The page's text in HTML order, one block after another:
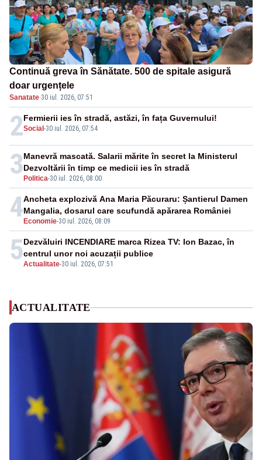
Continuă greva în Sănătate. 500 de spitale asigură
doar urgențele
Sanatate·30 iul. 2026, 07:51
2Social -30 iul. 2026, 07:54
Fermierii ies în stradă, astăzi, în fața Guvernului!
3 Politica-30 iul. 2026, 08:00
Manevră mascată. Salarii mărite în secret la Ministerul
Dezvoltării în timp ce medicii ies în stradă
4 Economie-30 iul. 2026, 08:09
Ancheta explozivă Ana Maria Păcuraru: Șantierul Damen
Mangalia, dosarul care scufundă apărarea României
5Actualitate-30 iul. 2026, 07:51
Dezvăluiri INCENDIARE marca Rizea TV: Ion Bazac, în
centrul unor noi acuzații publice
ACTUALITATE